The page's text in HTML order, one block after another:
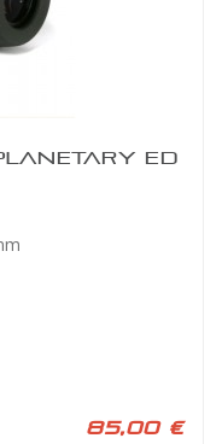
ED
85,00 €